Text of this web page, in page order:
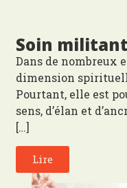
Soin
Dans de nombreux
dimension
Pourtant, elle est
sens, d’élan et
[…]
Lire